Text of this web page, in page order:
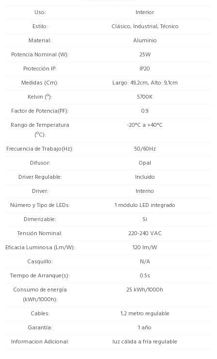
Uso
Interior
Estilo
Clásico, Industrial, Técnico
Material
Aluminio
Potencia Nominal (W)
25W
Protección IP
IP20
Medidas (Cm)
Largo: 49,2cm, Alto: 9,1cm
Kelvin (º)
5700K
Factor de Potencia(PF)
0.9
Rango de Temperatura
(ºC)
-20°C a +40°C
Frecuencia de Trabajo(Hz)
50/60Hz
Difusor
Opal
Driver Regulable
Incluido
Driver
Interno
Número y Tipo de LEDs
1 módulo LED integrado
Dimerizable
Si
Tensión Nominal
220-240 VAC
Eficacia Luminosa (Lm/W)
120 lm/W
Casquillo
N/A
Tiempo de Arranque(s)
0.5s
Consumo de energía
(kWh/1000h)
25 kWh/1000h
Cables
1,2 metro regulable
Garantía
1 año
Informacion Adicional
luz cálida a fría regulable